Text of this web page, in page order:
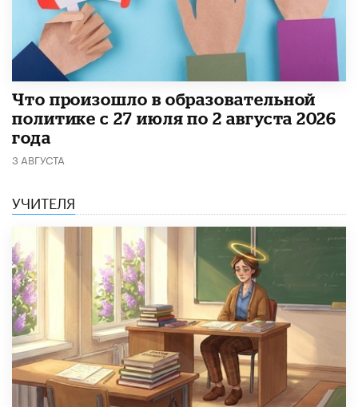
​Что произошло в образовательной
политике с 27 июля по 2 августа 2026
года
3 АВГУСТА
УЧИТЕЛЯ